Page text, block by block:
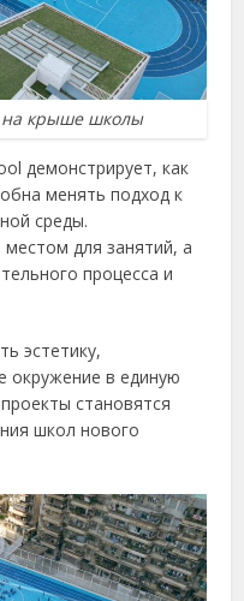
на крыше школы
демонстрирует, как
менять подход к
среды.
для занятий, а
процесса и
эстетику,
окружение в единую
становятся
школ нового